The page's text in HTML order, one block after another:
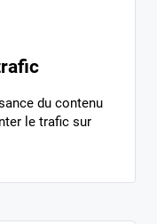
du contenu
le trafic sur